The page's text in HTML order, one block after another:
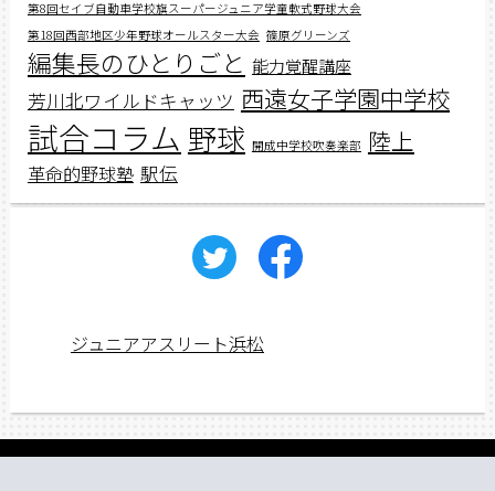
第8回セイブ自動車学校旗スーパージュニア学童軟式野球大会
第18回西部地区少年野球オールスター大会 篠原グリーンズ
編集長のひとりごと 能力覚醒講座
芳川北ワイルドキャッツ 西遠女子学園中学校
試合コラム 野球 開成中学校吹奏楽部 陸上
革命的野球塾 駅伝
ジュニアアスリート浜松